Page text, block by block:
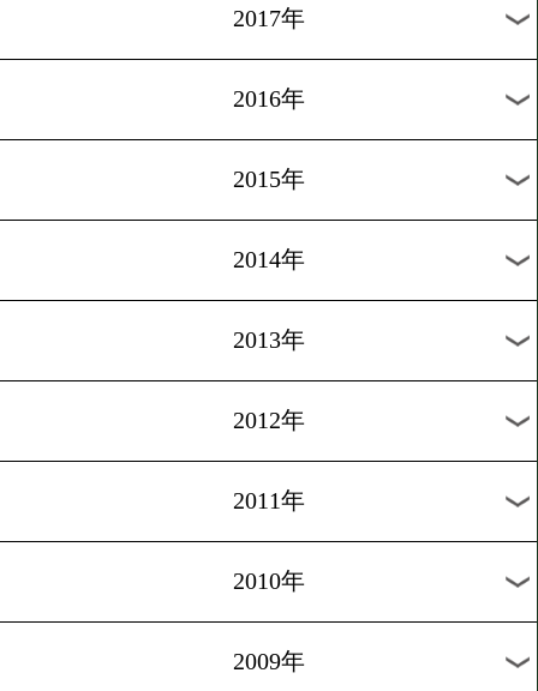
2024年
2023年
2022年
2021年
2020年